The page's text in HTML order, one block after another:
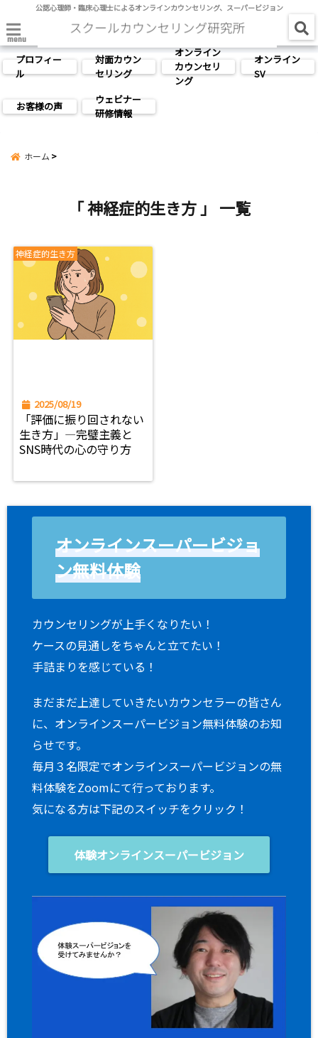
公認心理師・臨床心理士によるオンラインカウンセリング、スーパービジョン
menu
プロフィー
ル
対面カウン
セリング
オンライン
カウンセリ
ング
オンライン
SV
お客様の声
ウェビナー
研修情報
ホーム
「 神経症的生き方 」 一覧
神経症的生き方
2025/08/19
「評価に振り回されない
生き方」―完璧主義と
SNS時代の心の守り方
オンラインスーパービジョ
ン無料体験
カウンセリングが上手くなりたい！
ケースの見通しをちゃんと立てたい！
手詰まりを感じている！
まだまだ上達していきたいカウンセラーの皆さん
に、オンラインスーパービジョン無料体験のお知
らせです。
毎月３名限定でオンラインスーパービジョンの無
料体験をZoomにて行っております。
気になる方は下記のスイッチをクリック！
体験オンラインスーパービジョン